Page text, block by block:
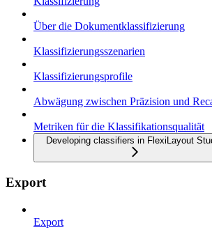
Über die Dokumentklassifizierung
Klassifizierungsszenarien
Klassifizierungsprofile
Abwägung zwischen Präzision und
Metriken für die Klassifikationsqualität
Developing classifiers in FlexiLayout
Export
Export